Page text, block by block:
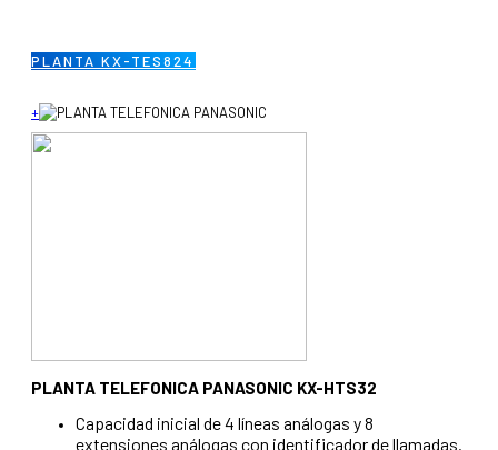
PLANTA KX-TES824
+
PLANTA TELEFONICA PANASONIC KX-HTS32
Capacidad inicial de 4 líneas análogas y 8
extensiones análogas con identificador de llamadas.